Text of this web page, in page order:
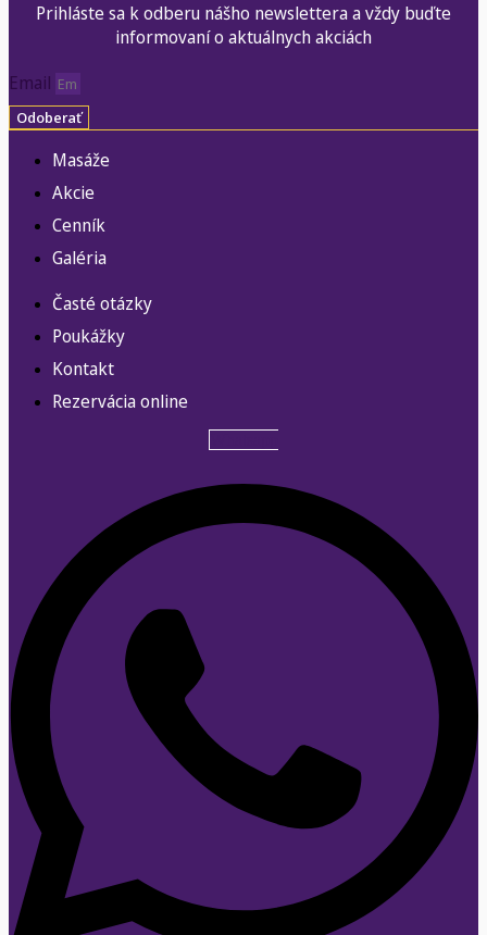
Prihláste sa k odberu nášho newslettera a vždy buďte
informovaní o aktuálnych akciách
Email
Odoberať
Masáže
Akcie
Cenník
Galéria
Časté otázky
Poukážky
Kontakt
Rezervácia online